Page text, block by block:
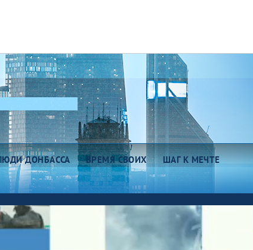
ДОНБАССА ВРЕМЯ СВОИХ
ШАГ К МЕЧТЕ